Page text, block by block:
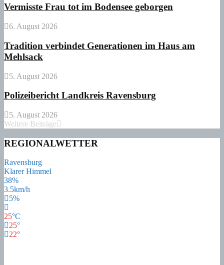
Vermisste Frau tot im Bodensee geborgen
6. August 2026
Tradition verbindet Generationen im Haus am
Mehlsack
5. August 2026
Polizeibericht Landkreis Ravensburg
5. August 2026
Weitere Beiträge
REGIONALWETTER
Ravensburg
Klarer Himmel
38%
3.5km/h
5%
25°C
25°
22°